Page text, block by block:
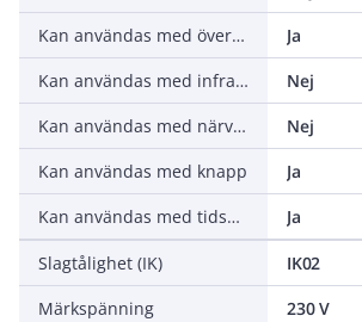
Kan användas med överföringsknapp
Ja
Kan användas med infrarödknapp
Nej
Kan användas med närvaroindikator
Nej
Kan användas med knapp
Ja
Kan användas med tidsomkopplare/timer
Ja
Slagtålighet (IK)
IK02
Märkspänning
230 V